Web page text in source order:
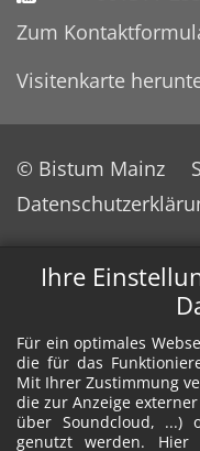
Ihre
Für ein optimales
die für das
Mit Ihrer Zustimmung
die zur Anzeige
über Soundcloud, ...)
genutzt werden. Hier
Zum
Visitenkarte
© Bistum Mainz